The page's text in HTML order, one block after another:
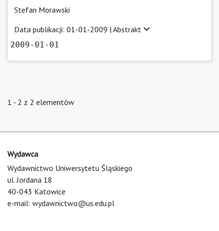
Stefan Morawski
Data publikacji: 01-01-2009 | Abstrakt
2009-01-01
1 - 2 z 2 elementów
Wydawca
Wydawnictwo Uniwersytetu Śląskiego
ul. Jordana 18
40-043 Katowice
e-mail: wydawnictwo@us.edu.pl